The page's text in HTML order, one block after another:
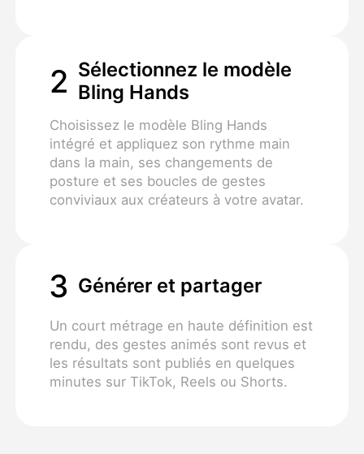
2 Sélectionnez le modèle
Bling Hands
Choisissez le modèle Bling Hands
intégré et appliquez son rythme main
dans la main, ses changements de
posture et ses boucles de gestes
conviviaux aux créateurs à votre avatar.
3 Générer et partager
Un court métrage en haute définition est
rendu, des gestes animés sont revus et
les résultats sont publiés en quelques
minutes sur TikTok, Reels ou Shorts.